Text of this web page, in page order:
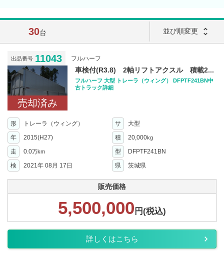
30台 並び順変更 unfold_more
出品番号 11043 フルハーフ
売却済み
車検付(R3.8) 2軸リフトアクスル 積載2...
フルハーフ 大型 トレーラ（ウィング） DFPTF241BN中
古トラック詳細
形 トレーラ（ウィング） サ
大型
年
2015(H27) 積 20,000kg
走 0.0万km 型
DFPTF241BN
検
2021年 08月 17日 県 茨城県
販売価格
5,500,000 円(税込)
詳しくはこちら